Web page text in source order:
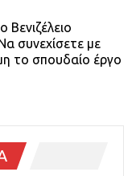
Βενιζέλειο
συνεχίσετε με
το σπουδαίο έργο